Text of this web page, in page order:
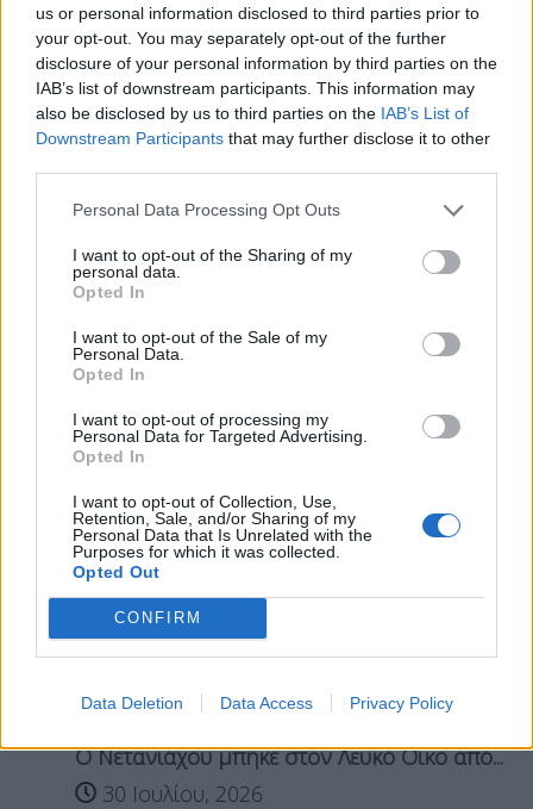
us or personal information disclosed to third parties prior to
your opt-out. You may separately opt-out of the further
disclosure of your personal information by third parties on the
IAB’s list of downstream participants. This information may
also be disclosed by us to third parties on the IAB’s List of
Downstream Participants that may further disclose it to other
Personal Data Processing Opt Outs
I want to opt-out of the Sharing of my
personal data.
Opted In
I want to opt-out of the Sale of my
Personal Data.
Opted In
I want to opt-out of processing my
Personal Data for Targeted Advertising.
Opted In
I want to opt-out of Collection, Use,
Retention, Sale, and/or Sharing of my
Personal Data that Is Unrelated with the
Purposes for which it was collected.
Opted Out
CONFIRM
Data Deletion Data Access Privacy Policy
σχετικά με τα συγκεκριμένα περιστατικά, ούτε
έχουν δοθεί διευκρινίσεις για πιθανούς στόχους
των επιχειρήσεων.
Facebook Share on X Bluesky
Email Copy Link
Tags: ισραήλ
Σχετικά Άρθρα
Ο Νετανιάχου μπήκε στον Λευκό Οίκο από...
30 Ιουλίου, 2026